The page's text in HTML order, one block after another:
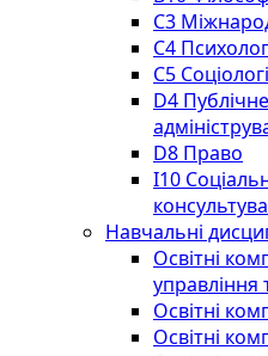
C3
C4
С5
D4
D8 Право
I10
Навчальні
Освітні
управління
Освітні
Освітні